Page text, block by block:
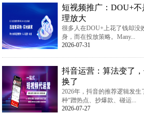
短视频推广：DOU+
理放大
很多人在DOU+上花了钱却没
身，而在投放策略。Many...
2026-07-31
抖音运营：算法变了
换了
2026年，抖音的推荐逻辑发
种“蹭热点、抄爆款、碰运...
2026-07-27